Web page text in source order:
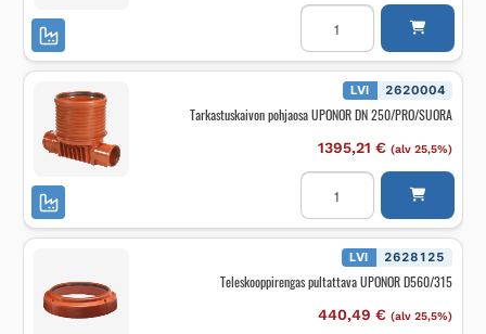
NELIÖKEHYS
KAIVOON
UPONOR
315
LUKITTAVA
TASOTIIVISTE
määrä
LVI 2620004
Tarkastuskaivon pohjaosa UPONOR DN 250/PRO/SUORA
1395,21 € (alv 25,5%)
Tarkastuskaivon
pohjaosa
UPONOR
DN
250/PRO/SUORA
määrä LVI 2628125
Teleskooppirengas pultattava UPONOR D560/315
440,49 € (alv 25,5%)